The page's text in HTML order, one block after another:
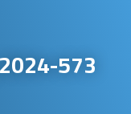
573